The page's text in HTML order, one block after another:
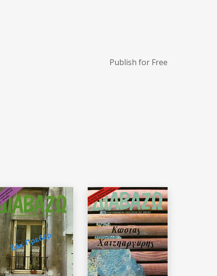
Publish for Free